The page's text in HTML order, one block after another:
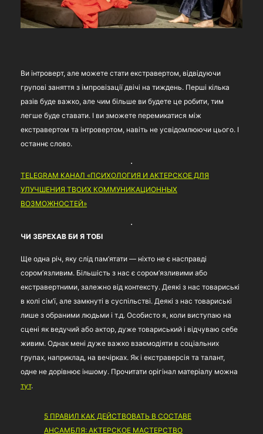
Ви інтроверт, але можете стати екстравертом, відвідуючи
групові заняття з імпровізації двічі на тиждень. Перші кілька
разів буде важко, але чим більше ви будете це робити, тим
легше буде ставати. І ви зможете перемикатися між
екстравертом та інтровертом, навіть не усвідомлюючи цього. І
останнє слово.
TELEGRAM КАНАЛ «ПСИХОЛОГИЯ И АКТЕРСКОЕ ДЛЯ
УЛУЧШЕНИЯ ТВОИХ КОММУНИКАЦИОННЫХ
ВОЗМОЖНОСТЕЙ»
ЧИ ЗБРЕХАВ БИ Я ТОБІ
Ще одна річ, яку слід пам’ятати — ніхто не є насправді
сором’язливим. Більшість з нас є сором’язливими або
екстравертними, залежно від контексту. Деякі з нас товариські
в колі сім’ї, але замкнуті в суспільстві. Деякі з нас товариські
лише з обраними людьми і т.д. Особисто я, коли виступаю на
сцені як ведучий або актор, дуже товариський і відчуваю себе
живим. Однак мені дуже важко взаємодіяти в соціальних
групах, наприклад, на вечірках. Як і екстраверсія та талант,
одне не дорівнює іншому. Прочитати орігінал матеріалу можна
тут.
5 ПРАВИЛ КАК ДЕЙСТВОВАТЬ В СОСТАВЕ
АНСАМБЛЯ: АКТЕРСКОЕ МАСТЕРСТВО